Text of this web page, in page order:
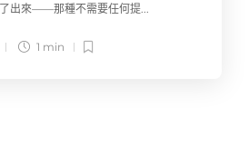
出來——那種不需要任何提...
1 min